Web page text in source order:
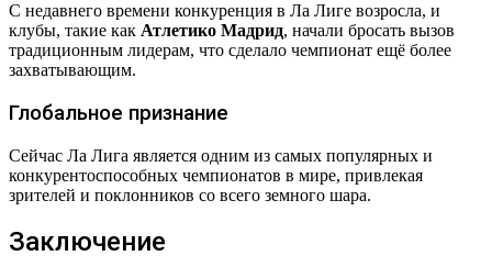
С недавнего времени конкуренция в Ла Лиге возросла, и
клубы, такие как Атлетико Мадрид, начали бросать вызов
традиционным лидерам, что сделало чемпионат ещё более
захватывающим.
Глобальное признание
Сейчас Ла Лига является одним из самых популярных и
конкурентоспособных чемпионатов в мире, привлекая
зрителей и поклонников со всего земного шара.
Заключение